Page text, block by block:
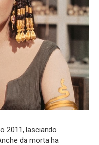
2011, lasciando
da morta ha